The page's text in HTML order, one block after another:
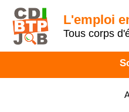
L'emploi
Tous corps